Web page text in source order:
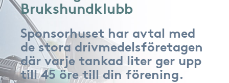
Brukshundklubb
Sponsorhuset har avtal med
de stora drivmedelsföretagen
där varje tankad liter ger upp
till 45 öre till din förening.